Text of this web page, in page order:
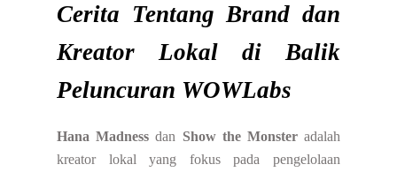
Cerita Tentang Brand dan
Kreator Lokal di Balik
Peluncuran WOWLabs
Hana Madness dan Show the Monsteradalah
kreator lokal yang fokus pada pengelolaan